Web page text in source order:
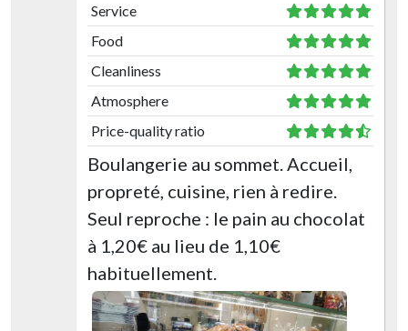
Service
Food
Cleanliness
Atmosphere
Price-quality ratio
Boulangerie au sommet. Accueil,
propreté, cuisine, rien à redire.
Seul reproche : le pain au chocolat
à 1,20€ au lieu de 1,10€
habituellement.